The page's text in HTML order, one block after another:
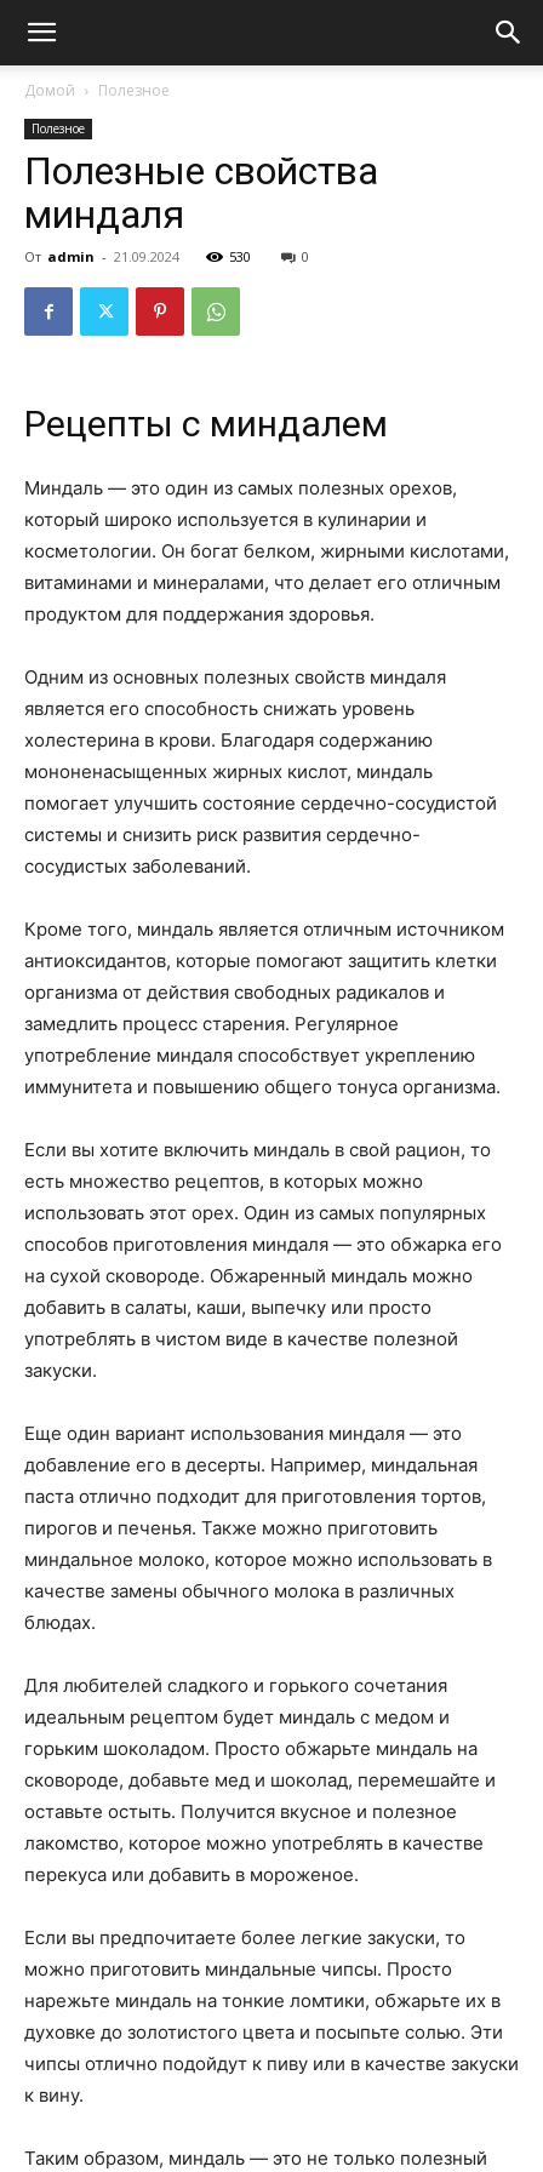
Домой Полезное
Полезное
Полезные свойства
миндаля
От admin - 21.09.2024 530 0
Рецепты с миндалем
Миндаль — это один из самых полезных орехов,
который широко используется в кулинарии и
косметологии. Он богат белком, жирными кислотами,
витаминами и минералами, что делает его отличным
продуктом для поддержания здоровья.
Одним из основных полезных свойств миндаля
является его способность снижать уровень
холестерина в крови. Благодаря содержанию
мононенасыщенных жирных кислот, миндаль
помогает улучшить состояние сердечно-сосудистой
системы и снизить риск развития сердечно-
сосудистых заболеваний.
Кроме того, миндаль является отличным источником
антиоксидантов, которые помогают защитить клетки
организма от действия свободных радикалов и
замедлить процесс старения. Регулярное
употребление миндаля способствует укреплению
иммунитета и повышению общего тонуса организма.
Если вы хотите включить миндаль в свой рацион, то
есть множество рецептов, в которых можно
использовать этот орех. Один из самых популярных
способов приготовления миндаля — это обжарка его
на сухой сковороде. Обжаренный миндаль можно
добавить в салаты, каши, выпечку или просто
употреблять в чистом виде в качестве полезной
закуски.
Еще один вариант использования миндаля — это
добавление его в десерты. Например, миндальная
паста отлично подходит для приготовления тортов,
пирогов и печенья. Также можно приготовить
миндальное молоко, которое можно использовать в
качестве замены обычного молока в различных
блюдах.
Для любителей сладкого и горького сочетания
идеальным рецептом будет миндаль с медом и
горьким шоколадом. Просто обжарьте миндаль на
сковороде, добавьте мед и шоколад, перемешайте и
оставьте остыть. Получится вкусное и полезное
лакомство, которое можно употреблять в качестве
перекуса или добавить в мороженое.
Если вы предпочитаете более легкие закуски, то
можно приготовить миндальные чипсы. Просто
нарежьте миндаль на тонкие ломтики, обжарьте их в
духовке до золотистого цвета и посыпьте солью. Эти
чипсы отлично подойдут к пиву или в качестве закуски
к вину.
Таким образом, миндаль — это не только полезный